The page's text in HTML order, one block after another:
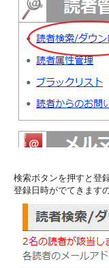
検索ボタンを押すと登
登録日時がでてきます